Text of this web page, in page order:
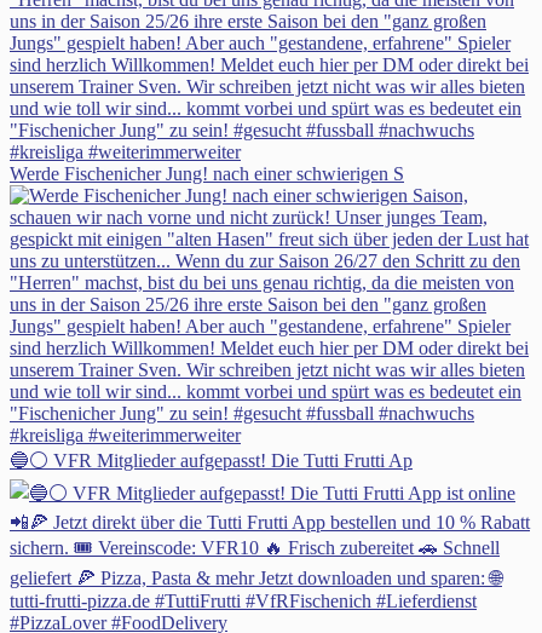
Werde Fischenicher Jung! nach einer schwierigen S
🔵⚪ VFR Mitglieder aufgepasst! Die Tutti Frutti Ap